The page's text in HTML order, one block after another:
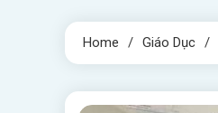
Home Giáo Dục